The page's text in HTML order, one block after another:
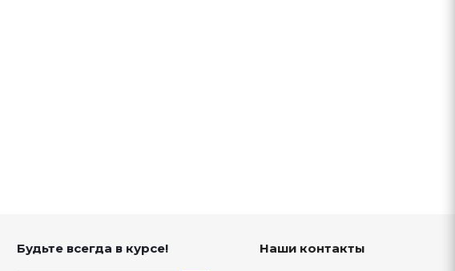
Будьте всегда в курсе! Наши контакты